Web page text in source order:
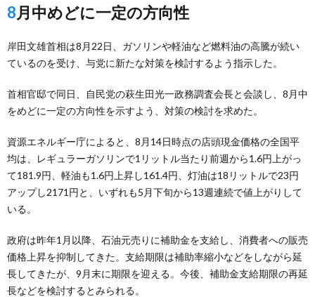
8月中めどに一定の方向性
岸田文雄首相は8月22日、ガソリンや軽油など燃料油の高騰が続い
ているのを受け、与党に新たな対策を検討するよう指示した。
首相官邸で同日、自民党の萩生田光一政務調査会長と会談し、8月中
をめどに一定の方向性を示すよう、対策の検討を求めた。
資源エネルギー庁によると、8月14日時点の店頭現金価格の全国平
均は、レギュラーガソリンで1リットル当たり前週から1.6円上がっ
て181.9円、軽油も1.6円上昇し161.4円、灯油は18リットルで23円
アップし2171円と、いずれも5月下旬から13週連続で値上がりして
いる。
政府は昨年1月以降、石油元売りに補助金を支給し、消費者への販売
価格上昇を抑制してきた。支給期限は補助率縮小などをしながら延
長してきたが、9月末に期限を迎える。今後、補助金支給期限の再延
長などを検討するとみられる。